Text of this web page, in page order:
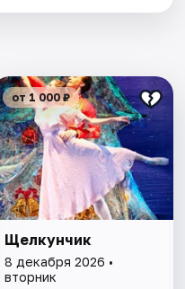
от 1 000 ₽
Щелкунчик
8 декабря 2026 •
вторник